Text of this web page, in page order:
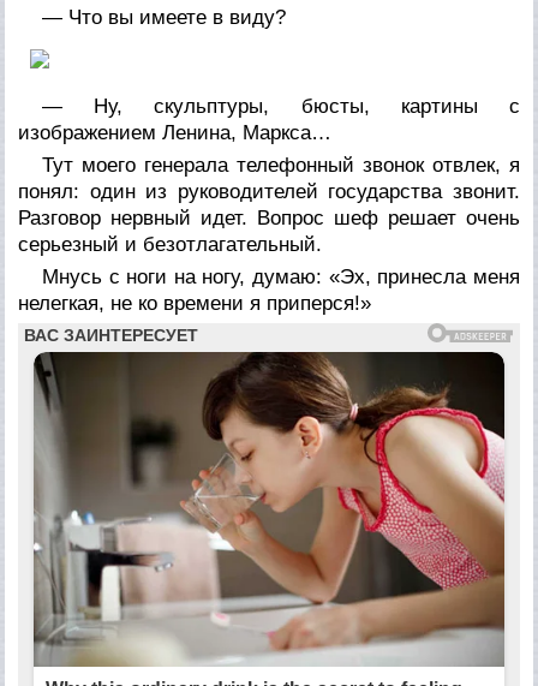
— Что вы имеете в виду?
— Ну, скульптуры, бюсты, картины с
изображением Ленина, Маркса…
Тут моего генерала телефонный звонок отвлек, я
понял: один из руководителей государства звонит.
Разговор нервный идет. Вопрос шеф решает очень
серьезный и безотлагательный.
Мнусь с ноги на ногу, думаю: «Эх, принесла меня
нелегкая, не ко времени я приперся!»